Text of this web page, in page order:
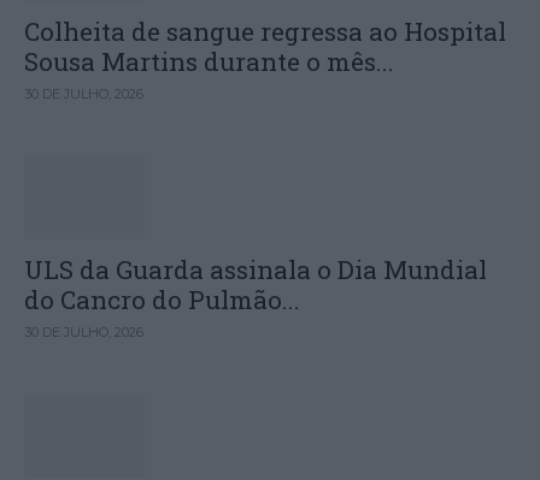
Colheita de sangue regressa ao Hospital
Sousa Martins durante o mês...
30 DE JULHO, 2026
ULS da Guarda assinala o Dia Mundial
do Cancro do Pulmão...
30 DE JULHO, 2026